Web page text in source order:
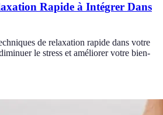
Rapide à Intégrer Dans
de relaxation rapide dans votre
le stress et améliorer votre bien-